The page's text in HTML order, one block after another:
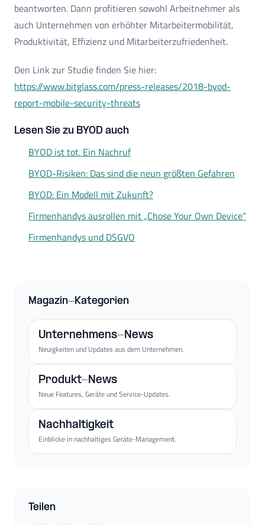
beantworten. Dann profitieren sowohl Arbeitnehmer als
auch Unternehmen von erhöhter Mitarbeitermobilität,
Produktivität, Effizienz und Mitarbeiterzufriedenheit.
Den Link zur Studie finden Sie hier:
https://www.bitglass.com/press-releases/2018-byod-
report-mobile-security-threats
Lesen Sie zu BYOD auch
BYOD ist tot. Ein Nachruf
BYOD-Risiken: Das sind die neun größten Gefahren
BYOD: Ein Modell mit Zukunft?
Firmenhandys ausrollen mit „Chose Your Own Device“
Firmenhandys und DSGVO
Magazin-Kategorien
Unternehmens-News
Neuigkeiten und Updates aus dem Unternehmen.
Produkt-News
Neue Features, Geräte und Service-Updates.
Nachhaltigkeit
Einblicke in nachhaltiges Geräte-Management.
Teilen